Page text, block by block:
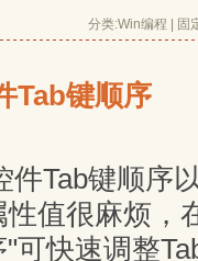
分类:Win编程 固
Tab键顺序
件Tab键顺序
值很麻烦，
快速调整